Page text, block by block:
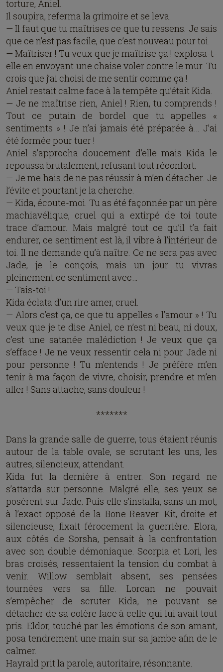
torture, Aniel.
Il soupira, referma la grimoire et se leva.
— Il faut que tu maîtrises ce que tu ressens. Je sais
que ce n’est pas facile, que c’est nouveau pour toi.
— Maîtriser ! Tu veux que je maîtrise ça ! explosa-t-
elle en envoyant une chaise voler contre le mur. Tu
crois que j’ai choisi de me sentir comme ça !
Aniel restait calme face à la tempête qu’était Kida.
— Je ne maîtrise rien, Aniel ! Rien, tu comprends !
Tout ce putain de bordel que tu appelles «
sentiments » ! Je n’ai jamais été préparée à… J’ai
été formée pour tuer !
Aniel s’approcha doucement d’elle mais Kida le
repoussa brutalement, refusant tout réconfort.
— Je me hais de ne pas réussir à m’en détacher. Je
l’évite et pourtant je la cherche.
— Kida, écoute-moi. Tu as été façonnée par un père
machiavélique, cruel qui a extirpé de toi toute
trace d’amour. Mais malgré tout ce qu’il t’a fait
endurer, ce sentiment est là, il vibre à l’intérieur de
toi. Il ne demande qu’à naître. Ce ne sera pas avec
Jade, je le conçois, mais un jour tu vivras
pleinement ce sentiment avec…
— Tais-toi !
Kida éclata d’un rire amer, cruel.
— Alors c’est ça, ce que tu appelles « l’amour » ! Tu
veux que je te dise Aniel, ce n’est ni beau, ni doux,
c’est une satanée malédiction ! Je veux que ça
s’efface ! Je ne veux ressentir cela ni pour Jade ni
pour personne ! Tu m’entends ! Je préfère m’en
tenir à ma façon de vivre, choisir, prendre et m’en
aller ! Sans attache, sans douleur !
*******
Dans la grande salle de guerre, tous étaient réunis
autour de la table ovale, se scrutant les uns, les
autres, silencieux, attendant.
Kida fut la dernière à entrer. Son regard ne
s’attarda sur personne. Malgré elle, ses yeux se
posèrent sur Jade. Puis elle s’installa, sans un mot,
à l’exact opposé de la Bone Reaver. Kit, droite et
silencieuse, fixait férocement la guerrière. Elora,
aux côtés de Sorsha, pensait à la confrontation
avec son double démoniaque. Scorpia et Lori, les
bras croisés, ressentaient la tension du combat à
venir. Willow semblait absent, ses pensées
tournées vers sa fille. Lorcan ne pouvait
s’empêcher de scruter Kida, ne pouvant se
détacher de sa colère face à celle qui lui avait tout
pris. Eldor, touché par les émotions de son amant,
posa tendrement une main sur sa jambe afin de le
calmer.
Hayrald prit la parole, autoritaire, résonnante.